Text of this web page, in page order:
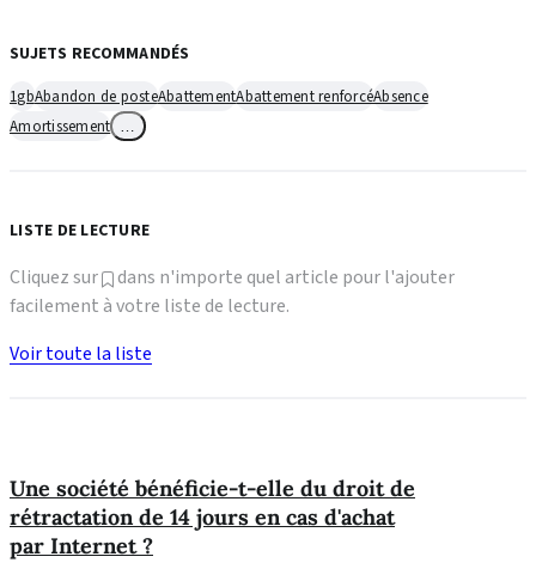
Une société bénéficie-t-elle du droit de
rétractation de 14 jours en cas d'achat
par Internet ?
SUJETS RECOMMANDÉS
1gbAbandon de posteAbattementAbattement renforcéAbsence
Amortissement
LISTE DE LECTURE
Cliquez sur
dans n'importe quel article pour l'ajouter
facilement à votre liste de lecture.
Voir toute la liste